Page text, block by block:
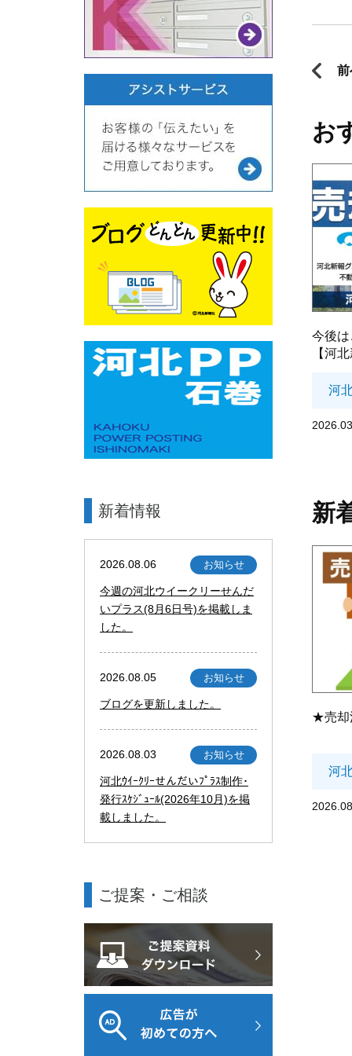
前
お
今後
【河
河
新
★売却
河
新着情報
2026.08.06 お知らせ
今週の河北ウイークリーせんだ
いプラス(8月6日号)を掲載しま
した。
2026.08.05 お知らせ
ブログを更新しました。
2026.08.03 お知らせ
河北ｳｲｰｸﾘｰせんだいﾌﾟﾗｽ制作･
発行ｽｹｼﾞｭｰﾙ(2026年10月)を掲
載しました。
ご提案・ご相談